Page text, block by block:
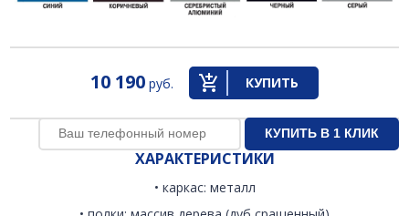
10 190 руб. КУПИТЬ
ХАРАКТЕРИСТИКИ
• каркас: металл